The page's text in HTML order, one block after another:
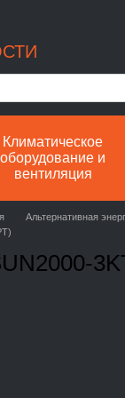
Климатическое
оборудование и
вентиляция
Альтернативная